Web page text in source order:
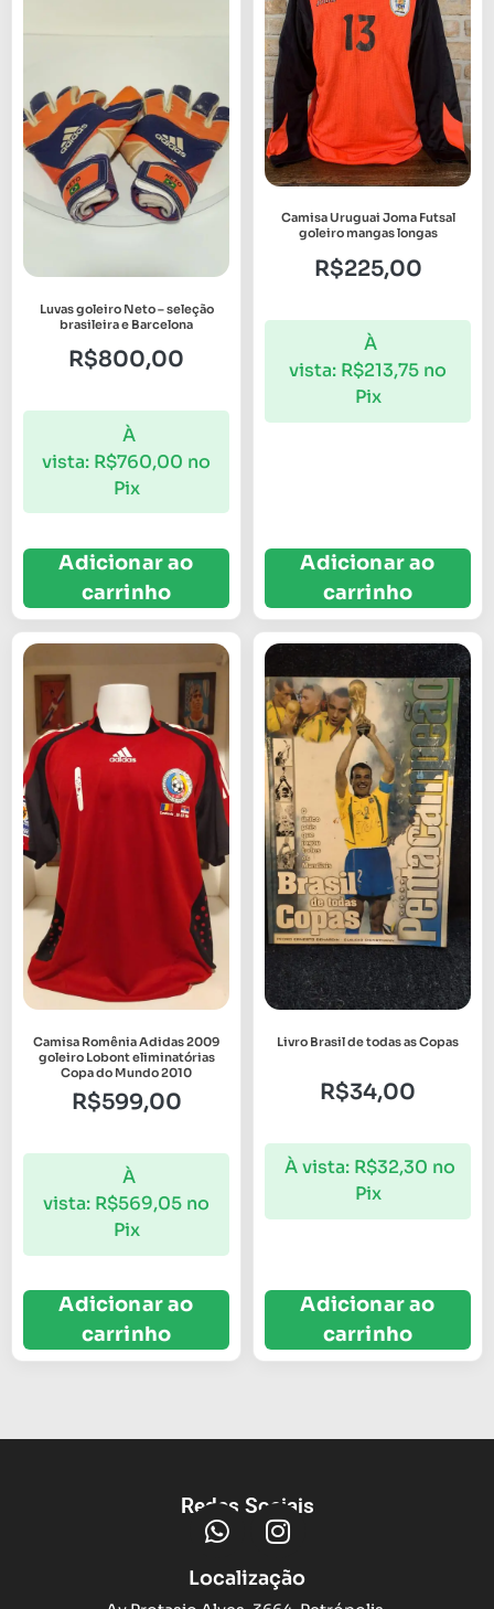
Luvas goleiro Neto – seleção
brasileira e Barcelona
R$800,00
À
vista: R$760,00 no
Pix
Adicionar ao
carrinho
Camisa Uruguai Joma Futsal
goleiro mangas longas
R$225,00
À
vista: R$213,75 no
Pix
Adicionar ao
carrinho
Camisa Romênia Adidas 2009
goleiro Lobont eliminatórias
Copa do Mundo 2010
R$599,00
À
vista: R$569,05 no
Pix
Adicionar ao
carrinho
Livro Brasil de todas as Copas
R$34,00
À vista: R$32,30 no
Pix
Adicionar ao
carrinho
Redes Sociais
Localização